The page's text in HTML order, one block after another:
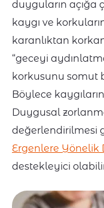
duyguların açığa
kaygı ve
karanlıktan
“geceyi
korkusunu somut
Böylece
Duygusal
değerlendirilmesi
Ergenlere Yönelik
destekleyici